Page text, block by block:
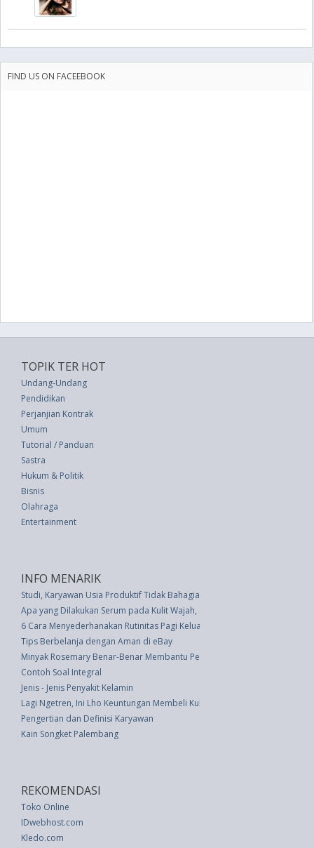
FIND US ON FACEEBOOK
TOPIK TER HOT
Undang-Undang
Pendidikan
Perjanjian Kontrak
Umum
Tutorial / Panduan
Sastra
Hukum & Politik
Bisnis
Olahraga
Entertainment
INFO MENARIK
Studi, Karyawan Usia Produktif Tidak Bahagia Ketika Harus Lembur
Apa yang Dilakukan Serum pada Kulit Wajah, Sebenarnya?
6 Cara Menyederhanakan Rutinitas Pagi Keluarga Anda
Tips Berbelanja dengan Aman di eBay
Minyak Rosemary Benar-Benar Membantu Pertumbuhan Rambut? Ini
Contoh Soal Integral
Jenis - Jenis Penyakit Kelamin
Lagi Ngetren, Ini Lho Keuntungan Membeli Kulkas dengan Teknologi
Pengertian dan Definisi Karyawan
Kain Songket Palembang
REKOMENDASI
Toko Online
IDwebhost.com
Kledo.com